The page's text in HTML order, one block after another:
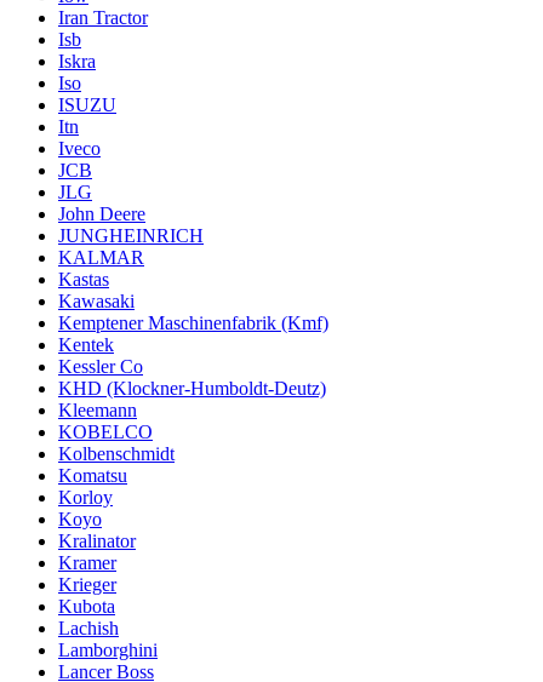
Iran Tractor
Isb
Iskra
Iso
ISUZU
Itn
Iveco
JCB
JLG
John Deere
JUNGHEINRICH
KALMAR
Kastas
Kawasaki
Kemptener Maschinenfabrik (Kmf)
Kentek
Kessler Co
KHD (Klockner-Humboldt-Deutz)
Kleemann
KOBELCO
Kolbenschmidt
Komatsu
Korloy
Koyo
Kralinator
Kramer
Krieger
Kubota
Lachish
Lamborghini
Lancer Boss